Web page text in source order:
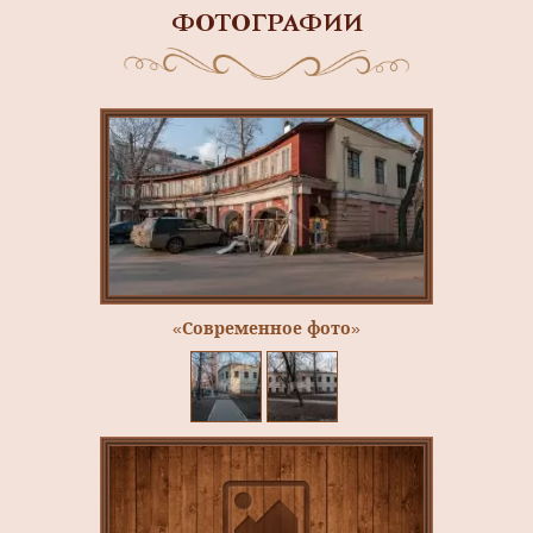
ФОТОГРАФИИ
«Современное фото»